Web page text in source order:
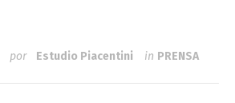
por Estudio Piacentini in PRENSA